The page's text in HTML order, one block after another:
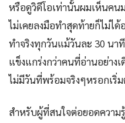
หรือดูวิดีโอเท่านั้นผมเห็นคน
ไม่เคยลงมือทำสุดท้ายก็ไม่ไ
ทำจริงทุกวันแม้วันละ 30 นา
แข็งแกร่งกว่าคนที่อ่านอย่าง
ไม่มีวันที่พร้อมจริงๆหรอกเริ่
สำหรับผู้ที่สนใจต่อยอดความ